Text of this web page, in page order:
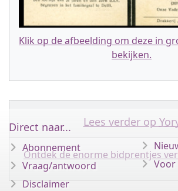
Klik op de afbeelding om deze in
bekijken.
Lees verder op
Ontdek de enorme bidprentjes
Direct naar...
Abonnement
Vraag/antwoord
Disclaimer